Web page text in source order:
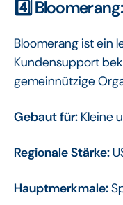
4️⃣
Bloomerang ist ein
Kundensupport
gemeinnützige
Gebaut für: Kleine
Regionale Stärke:
Hauptmerkmale: